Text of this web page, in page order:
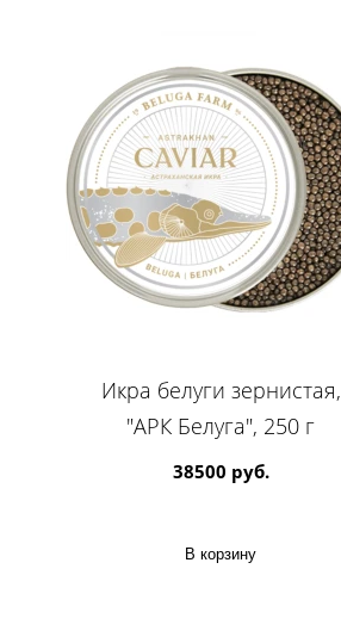
Икра белуги зернистая,
"АРК Белуга", 250 г
38500 руб.
В корзину